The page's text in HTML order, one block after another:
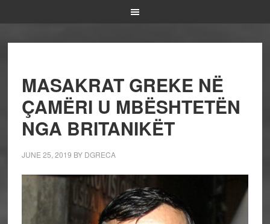
MASAKRAT GREKE NË
ÇAMËRI U MBËSHTETËN
NGA BRITANIKËT
JUNE 25, 2019 BY DGRECA